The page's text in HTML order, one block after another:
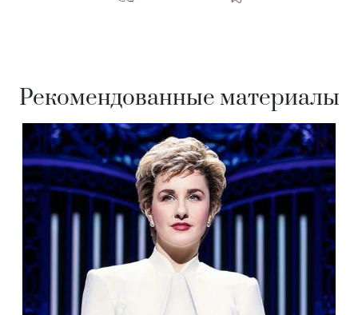
Рекомендованные материалы